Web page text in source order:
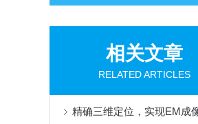
相关文章
RELATED ARTICLES